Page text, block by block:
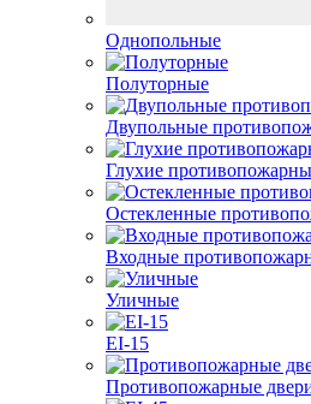
Однопольные
Полуторные
Двупольные
Глухие
Остекленные
Входные
Уличные
EI-15
Противопожарные